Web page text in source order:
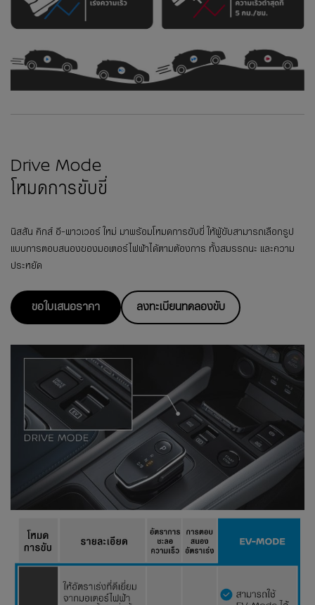
โหมดการขับขี่
Drive Mode
นิสสัน คิกส์ อี-พาวเวอร์ ใหม่ มาพร้อมโหมดการขับขี่ ให้ผู้ขับสามารถเลือกรูป
แบบการตอบสนองของมอเตอร์ไฟฟ้าได้ตามต้องการ ทั้งสมรรถนะ และความ
ประหยัด
ขอใบเสนอราคา ลงทะเบียนทดลองขับ